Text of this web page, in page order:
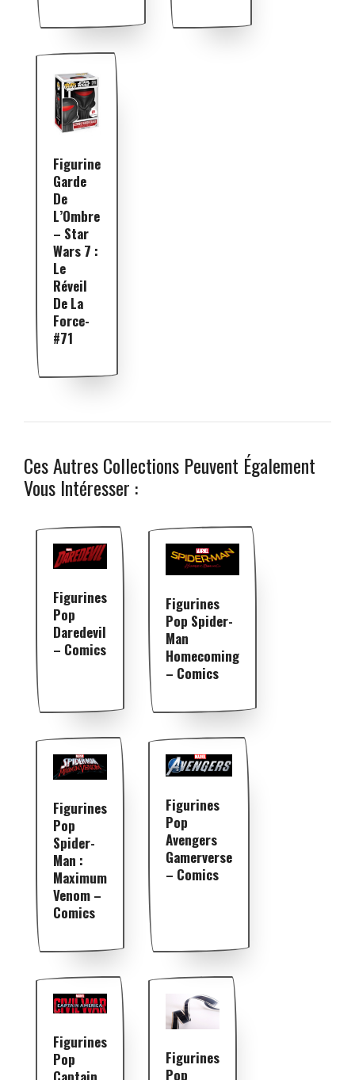
Figurine
Garde
De
L’Ombre
– Star
Wars 7 :
Le
Réveil
De La
Force-
#71
Ces Autres Collections Peuvent Également
Vous Intéresser :
Figurines
Pop
Daredevil
– Comics
Figurines
Pop Spider-
Man
Homecoming
– Comics
Figurines
Pop
Spider-
Man :
Maximum
Venom –
Comics
Figurines
Pop
Avengers
Gamerverse
– Comics
Figurines
Pop
Figurines
Pop